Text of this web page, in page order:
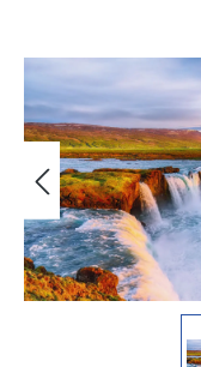
Bildergalerie